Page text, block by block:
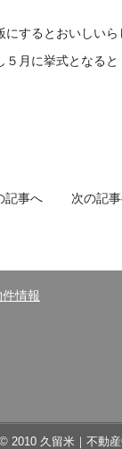
にするとおいしいら
月に挙式となると
記事へ 次の記事
情報
2010 久留米｜不動